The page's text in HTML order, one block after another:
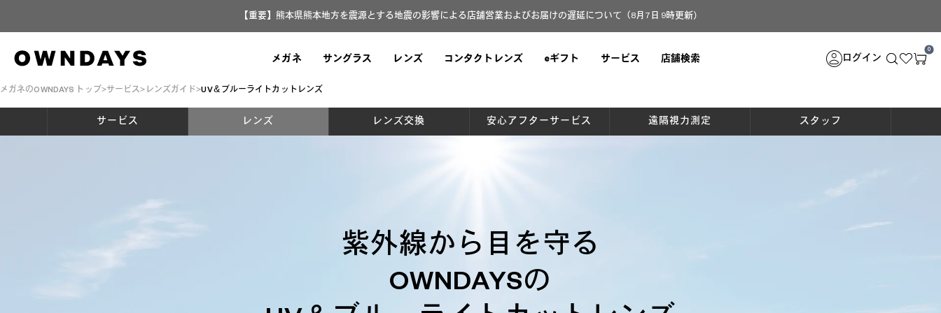
【重要】熊本県熊本地方を震源とする地震の影響による店舗営業およびお届けの遅延について（8月7日 9時更新）
メガネ サングラス レンズ コンタクトレンズ eギフト サービス 店舗検索 ログイン
0
メガネのOWNDAYS トップ サービス レンズガイド UV＆ブルーライトカットレンズ
サービス レンズ レンズ交換 安心アフターサービス 遠隔視力測定 スタッフ
紫外線から目を守る
OWNDAYSの